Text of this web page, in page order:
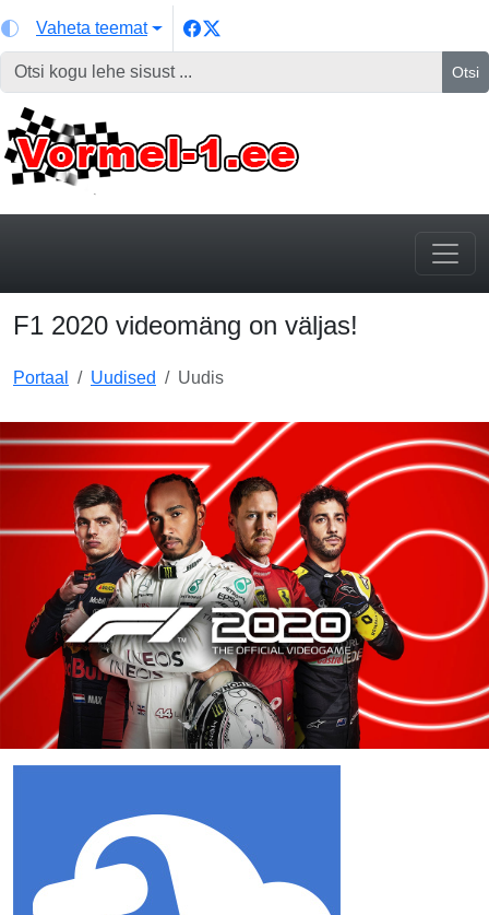
Vaheta teemat
Otsi
F1 2020 videomäng on väljas!
Portaal Uudised Uudis